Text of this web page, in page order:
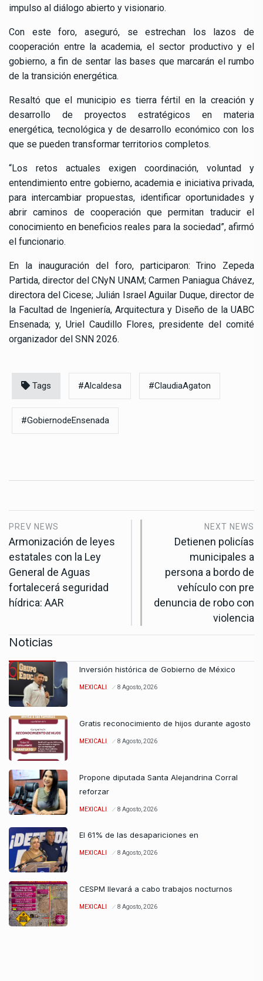
impulso al diálogo abierto y visionario.
Con este foro, aseguró, se estrechan los lazos de
cooperación entre la academia, el sector productivo y el
gobierno, a fin de sentar las bases que marcarán el rumbo
de la transición energética.
Resaltó que el municipio es tierra fértil en la creación y
desarrollo de proyectos estratégicos en materia
energética, tecnológica y de desarrollo económico con los
que se pueden transformar territorios completos.
“Los retos actuales exigen coordinación, voluntad y
entendimiento entre gobierno, academia e iniciativa privada,
para intercambiar propuestas, identificar oportunidades y
abrir caminos de cooperación que permitan traducir el
conocimiento en beneficios reales para la sociedad”, afirmó
el funcionario.
En la inauguración del foro, participaron: Trino Zepeda
Partida, director del CNyN UNAM; Carmen Paniagua Chávez,
directora del Cicese; Julián Israel Aguilar Duque, director de
la Facultad de Ingeniería, Arquitectura y Diseño de la UABC
Ensenada; y, Uriel Caudillo Flores, presidente del comité
organizador del SNN 2026.
Tags #Alcaldesa #ClaudiaAgaton
#GobiernodeEnsenada
PREV NEWS
Armonización de leyes
estatales con la Ley
General de Aguas
fortalecerá seguridad
hídrica: AAR
NEXT NEWS
Detienen policías
municipales a
persona a bordo de
vehículo con pre
denuncia de robo con
violencia
Noticias
Inversión histórica de Gobierno de México
MEXICALI 8 Agosto, 2026
Gratis reconocimiento de hijos durante agosto
MEXICALI 8 Agosto, 2026
Propone diputada Santa Alejandrina Corral
reforzar
MEXICALI 8 Agosto, 2026
El 61% de las desapariciones en
MEXICALI 8 Agosto, 2026
CESPM llevará a cabo trabajos nocturnos
MEXICALI 8 Agosto, 2026